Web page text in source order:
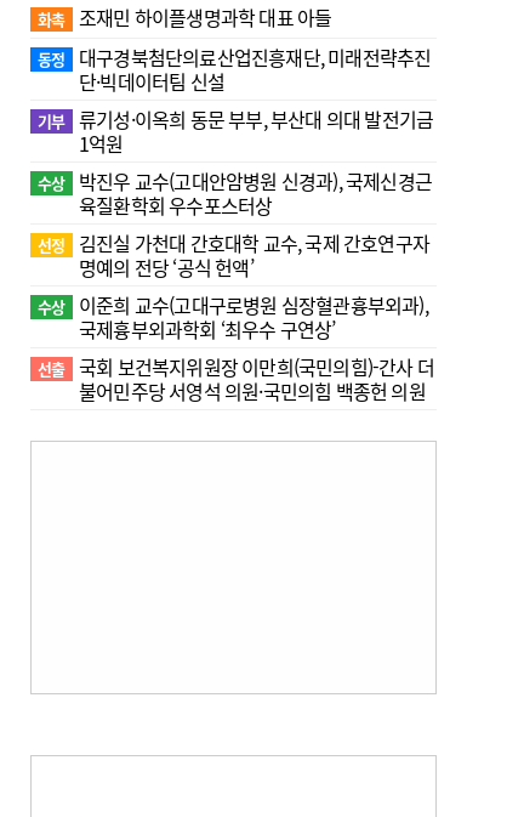
화촉 조재민 하이플생명과학 대표 아들
동정
대구경북첨단의료산업진흥재단, 미래전략추진
단·빅데이터팀 신설
기부 류기성·이옥희 동문 부부, 부산대 의대 발전기금
1억원
수상
박진우 교수(고대안암병원 신경과), 국제신경근
육질환학회 우수포스터상
선정
김진실 가천대 간호대학 교수, 국제 간호연구자
명예의 전당 ‘공식 헌액’
수상
이준희 교수(고대구로병원 심장혈관흉부외과),
국제흉부외과학회 ‘최우수 구연상’
선출 국회 보건복지위원장 이만희(국민의힘)-간사 더
불어민주당 서영석 의원·국민의힘 백종헌 의원